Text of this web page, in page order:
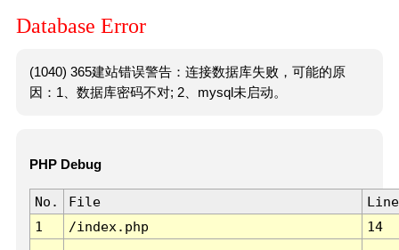
Database Error
(1040) 365建站错误警告：连接数据库失败，可能的原
因：1、数据库密码不对; 2、mysql未启动。
PHP Debug
No. File
Line
1
/index.php 14